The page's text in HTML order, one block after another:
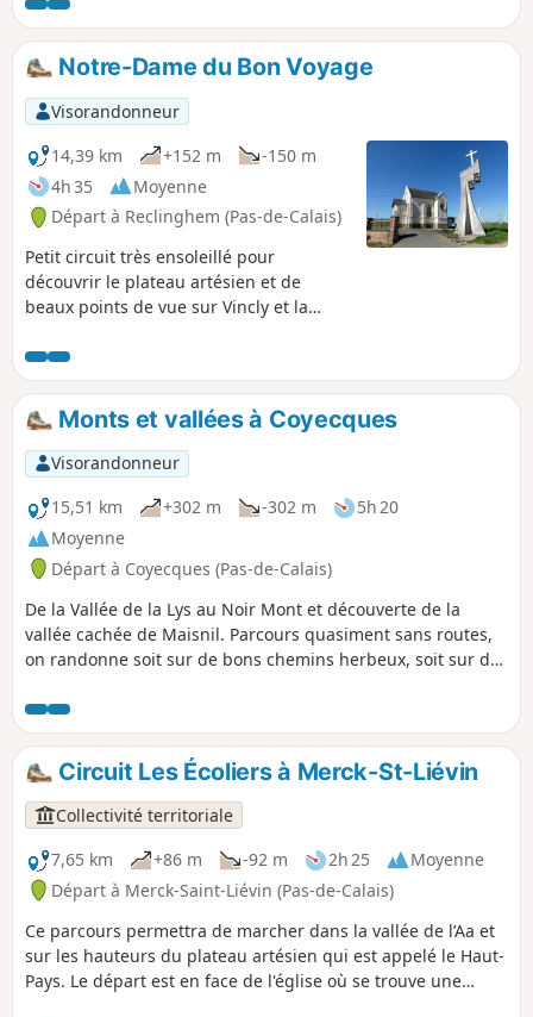
Notre-Dame du Bon Voyage
Visorandonneur
14,39 km
+152 m
-150 m
4h 35
Moyenne
Départ à Reclinghem (Pas-de-Calais)
Petit circuit très ensoleillé pour
découvrir le plateau artésien et de
beaux points de vue sur Vincly et la
une belle grimpette tout de même. Et en
fin de parcours la descente
panoramique sur Reclinghem.
Monts et vallées à Coyecques
Visorandonneur
15,51 km
+302 m -302 m
5h 20
Moyenne
Départ à Coyecques (Pas-de-Calais)
De la Vallée de la Lys au Noir Mont et découverte de la
vallée cachée de Maisnil. Parcours quasiment sans routes,
on randonne soit sur de bons chemins herbeux, soit sur des
il n'y en a pas.
Circuit Les Écoliers à Merck-St-Liévin
Collectivité territoriale
7,65 km
+86 m -92 m 2h 25
Moyenne
Départ à Merck-Saint-Liévin (Pas-de-Calais)
Ce parcours permettra de marcher dans la vallée de l’Aa et
sur les hauteurs du plateau artésien qui est appelé le Haut-
Pays. Le départ est en face de l'église où se trouve une